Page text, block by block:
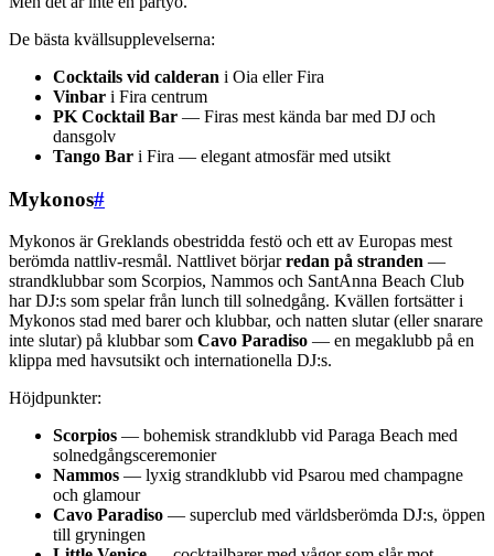
De bästa kvällsupplevelserna:
Cocktails vid calderan i Oia eller Fira
Vinbar i Fira centrum
PK Cocktail Bar — Firas mest kända bar med DJ och
dansgolv
Tango Bar i Fira — elegant atmosfär med utsikt
Mykonos#
Mykonos är Greklands obestridda festö och ett av Europas mest
berömda nattliv-resmål. Nattlivet börjarredan på stranden —
strandklubbar som Scorpios, Nammos och SantAnna Beach Club
har DJ:s som spelar från lunch till solnedgång. Kvällen fortsätter i
Mykonos stad med barer och klubbar, och natten slutar (eller snarare
inte slutar) på klubbar som Cavo Paradiso — en megaklubb på en
klippa med havsutsikt och internationella DJ:s.
Höjdpunkter:
Scorpios — bohemisk strandklubb vid Paraga Beach med
solnedgångsceremonier
Nammos — lyxig strandklubb vid Psarou med champagne
och glamour
Cavo Paradiso — superclub med världsberömda DJ:s, öppen
till gryningen